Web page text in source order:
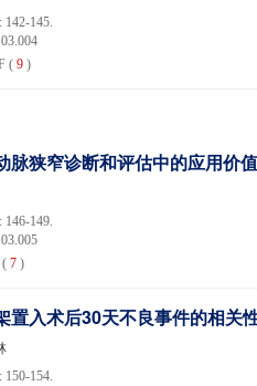
145.
( 9 )
脉狭窄诊断和评估中的应用价值
149.
( 7 )
置入术后30天不良事件的相关
154.